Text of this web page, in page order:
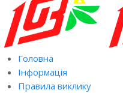
Головна
Інформація
Правила виклику